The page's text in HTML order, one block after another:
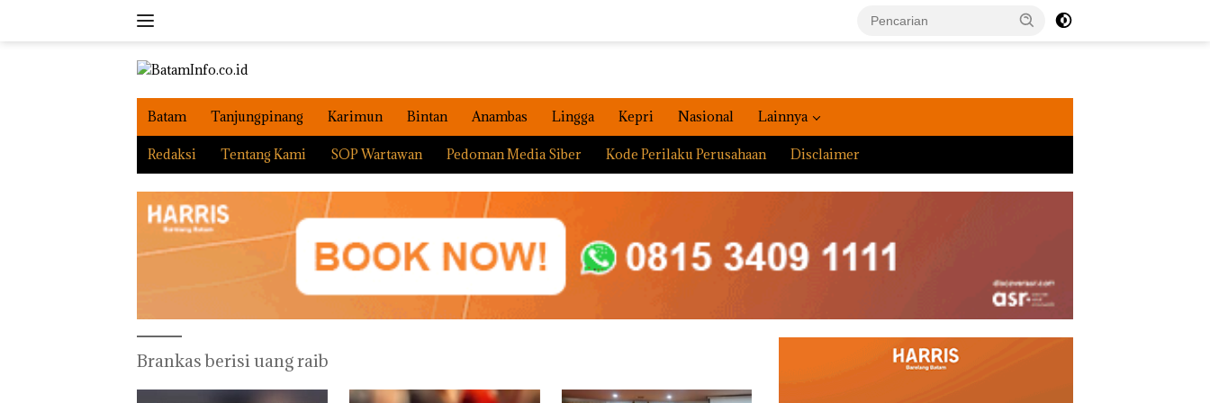
Batam Tanjungpinang Karimun Bintan Anambas Lingga Kepri Nasional Lainnya
Redaksi Tentang Kami SOP Wartawan Pedoman Media Siber Kode Perilaku Perusahaan Disclaimer
Brankas berisi uang raib